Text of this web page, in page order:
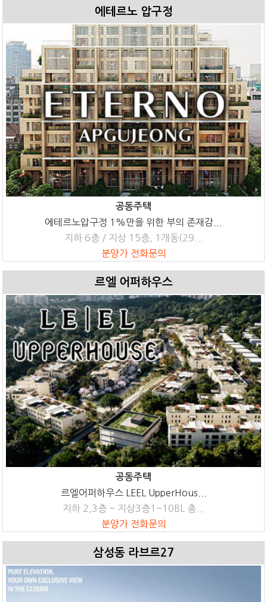
에테르노 압구정
공동주택
에테르노압구정 1%만을 위한 부의 존재감...
지하 6층 / 지상 15층, 1개동(29...
분양가 전화문의
르엘 어퍼하우스
공동주택
르엘어퍼하우스 LEEL UpperHous...
지하 2,3층 ~ 지상3층1~10BL 총...
분양가 전화문의
삼성동 라브르27